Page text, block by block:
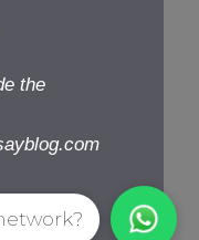
the